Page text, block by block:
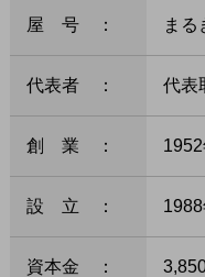
屋 号 ： まる
代表者 ： 代
創 業 ： 1952
設 立 ： 1988
資本金 ：